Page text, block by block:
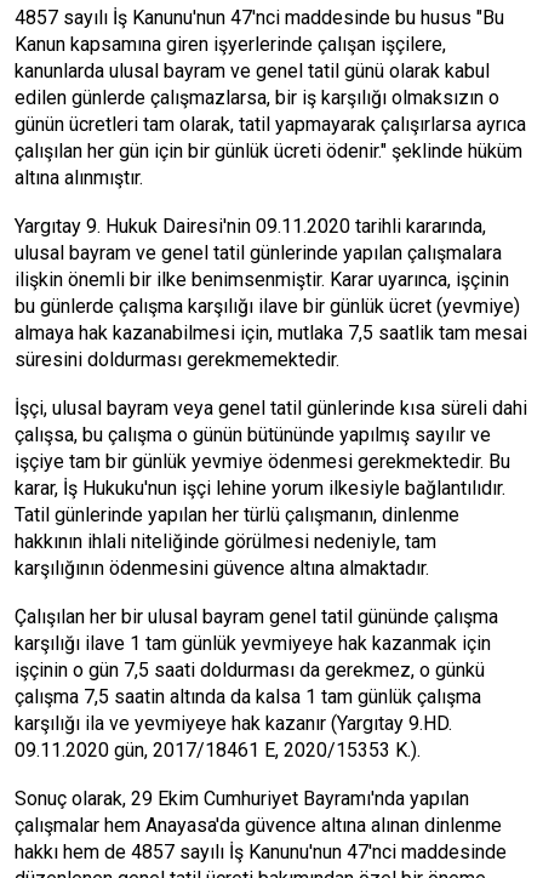
4857 sayılı İş Kanunu'nun 47'nci maddesinde bu husus "Bu
Kanun kapsamına giren işyerlerinde çalışan işçilere,
kanunlarda ulusal bayram ve genel tatil günü olarak kabul
edilen günlerde çalışmazlarsa, bir iş karşılığı olmaksızın o
günün ücretleri tam olarak, tatil yapmayarak çalışırlarsa ayrıca
çalışılan her gün için bir günlük ücreti ödenir." şeklinde hüküm
altına alınmıştır.
Yargıtay 9. Hukuk Dairesi'nin 09.11.2020 tarihli kararında,
ulusal bayram ve genel tatil günlerinde yapılan çalışmalara
ilişkin önemli bir ilke benimsenmiştir. Karar uyarınca, işçinin
bu günlerde çalışma karşılığı ilave bir günlük ücret (yevmiye)
almaya hak kazanabilmesi için, mutlaka 7,5 saatlik tam mesai
süresini doldurması gerekmemektedir.
İşçi, ulusal bayram veya genel tatil günlerinde kısa süreli dahi
çalışsa, bu çalışma o günün bütününde yapılmış sayılır ve
işçiye tam bir günlük yevmiye ödenmesi gerekmektedir. Bu
karar, İş Hukuku'nun işçi lehine yorum ilkesiyle bağlantılıdır.
Tatil günlerinde yapılan her türlü çalışmanın, dinlenme
hakkının ihlali niteliğinde görülmesi nedeniyle, tam
karşılığının ödenmesini güvence altına almaktadır.
Çalışılan her bir ulusal bayram genel tatil gününde çalışma
karşılığı ilave 1 tam günlük yevmiyeye hak kazanmak için
işçinin o gün 7,5 saati doldurması da gerekmez, o günkü
çalışma 7,5 saatin altında da kalsa 1 tam günlük çalışma
karşılığı ila ve yevmiyeye hak kazanır (Yargıtay 9.HD.
09.11.2020 gün, 2017/18461 E, 2020/15353 Κ.).
Sonuç olarak, 29 Ekim Cumhuriyet Bayramı'nda yapılan
çalışmalar hem Anayasa'da güvence altına alınan dinlenme
hakkı hem de 4857 sayılı İş Kanunu'nun 47'nci maddesinde